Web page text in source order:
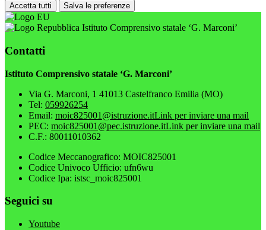
Accetta tutti Salva le preferenze
Istituto Comprensivo statale ‘G. Marconi’
Contatti
Istituto Comprensivo statale ‘G. Marconi’
Via G. Marconi, 1 41013 Castelfranco Emilia (MO)
Tel: 059926254
Email: moic825001@istruzione.itLink per inviare una mail
PEC: moic825001@pec.istruzione.itLink per inviare una mail
C.F.: 80011010362
Codice Meccanografico: MOIC825001
Codice Univoco Ufficio: ufn6wu
Codice Ipa: istsc_moic825001
Seguici su
Youtube